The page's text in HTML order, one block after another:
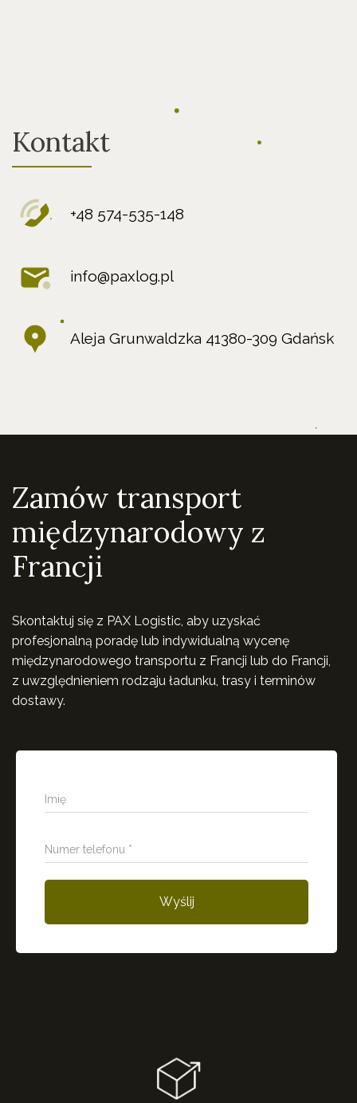
Kontakt
+48 574-535-148
info@paxlog.pl
Aleja Grunwaldzka 41380-309 Gdańsk
Zamów transport
międzynarodowy z
Francji
Skontaktuj się z PAX Logistic, aby uzyskać
profesjonalną poradę lub indywidualną wycenę
międzynarodowego transportu z Francji lub do Francji,
z uwzględnieniem rodzaju ładunku, trasy i terminów
dostawy.
Imię
Numer telefonu *
Wyślij